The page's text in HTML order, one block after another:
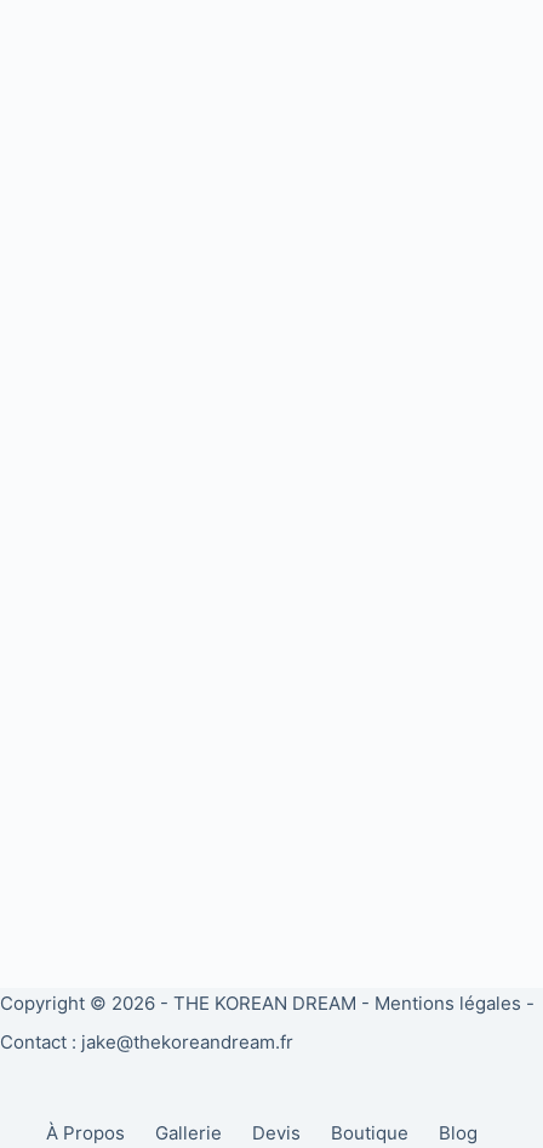
Copyright © 2026 - THE KOREAN DREAM - Mentions légales -
Contact : jake@thekoreandream.fr
À Propos Gallerie Devis Boutique Blog